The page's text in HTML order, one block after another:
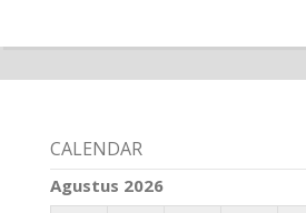
CALENDAR
Agustus 2026